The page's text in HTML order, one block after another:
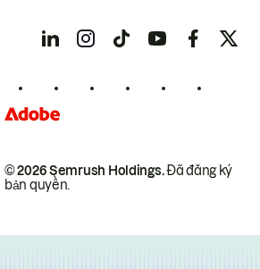
© 2026 Semrush Holdings.Đã đăng ký
bản quyền.